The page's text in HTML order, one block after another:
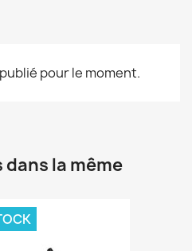
pour le moment.
la même